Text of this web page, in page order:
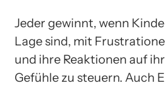
Jeder gewinnt, wenn
Lage sind, mit
und ihre Reaktionen auf
Gefühle zu steuern. Auch